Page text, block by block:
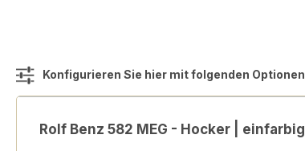
Konfigurieren Sie hier mit folgenden Optionen
Rolf Benz 582 MEG - Hocker | einfarbig